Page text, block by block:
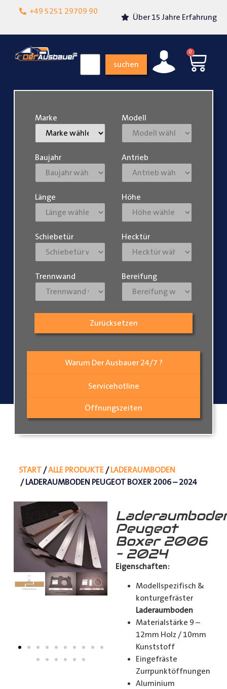
+49 5251 29709 90
Lokalgeschäft in
Über 15 Jahre Erfahrung
suchen
0
Warum Der Ausbauer 24/7 ?
Servicehotline
Öffnungszeiten
Marke Modell
Baujahr Antrieb
Länge Höhe
Schiebetür Hecktür
Trennwand Bereifung
Zurücksetzen
START/ALLE PRODUKTE/LADERAUMBODEN
/ LADERAUMBODEN PEUGEOT BOXER 2006 – 2024
Peugeot
Boxer 2006
– 2024
Eigenschaften:
Modellspezifisch &
konturgefräster
Laderaumboden
Materialstärke 9 –
12mm Holz / 10mm
Kunststoff
Eingefräste
Zurrpunktöffnungen
Aluminium